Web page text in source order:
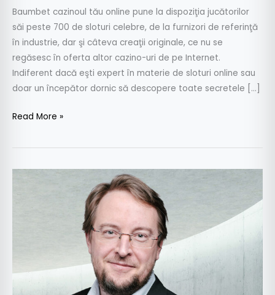
Baumbet cazinoul tău online pune la dispoziţia jucătorilor
săi peste 700 de sloturi celebre, de la furnizori de referinţă
în industrie, dar şi câteva creaţii originale, ce nu se
regăsesc în oferta altor cazino-uri de pe Internet.
Indiferent dacă eşti expert în materie de sloturi online sau
doar un începător dornic să descopere toate secretele […]
Read More »
Dacia:
amenință